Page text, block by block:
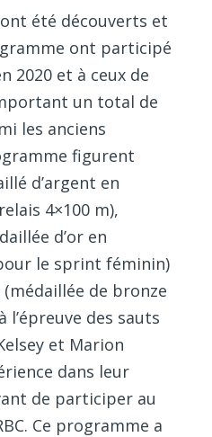
été découverts et
ont participé
2020 et à ceux de
un total de
les anciens
figurent
d’argent en
4×100 m),
d’or en
le sprint féminin)
de bronze
l’épreuve des sauts
et Marion
dans leur
de participer au
Ce programme a